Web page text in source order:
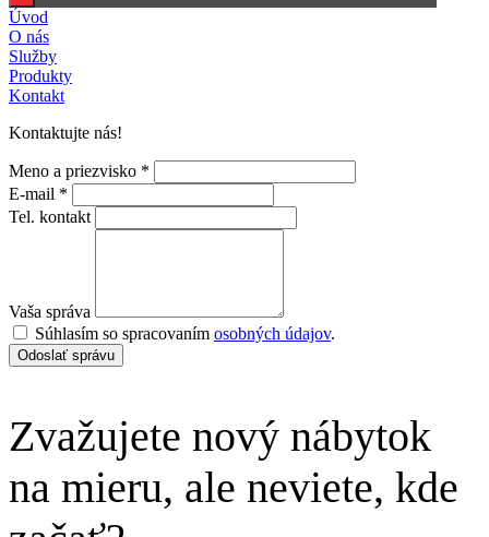
Úvod
O nás
Služby
Produkty
Kontakt
Kontaktujte nás!
Meno a priezvisko *
E-mail *
Tel. kontakt
Vaša správa
Súhlasím so spracovaním osobných údajov.
Odoslať správu
Zvažujete nový nábytok
na mieru, ale neviete, kde